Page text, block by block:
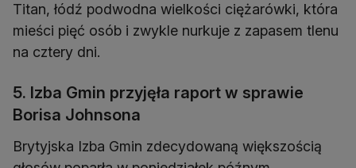
Titan, łódź podwodna wielkości ciężarówki, która
mieści pięć osób i zwykle nurkuje z zapasem tlenu
na cztery dni.
5. Izba Gmin przyjęła raport w sprawie
Borisa Johnsona
Brytyjska Izba Gmin zdecydowaną większością